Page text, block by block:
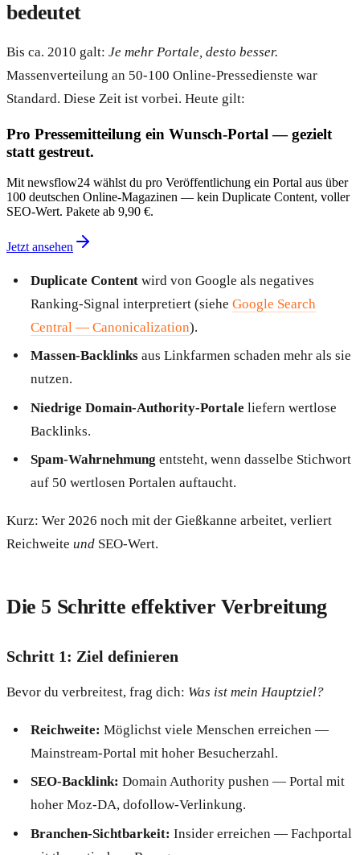
bedeutet
Bis ca. 2010 galt: Je mehr Portale, desto besser.
Massenverteilung an 50-100 Online-Pressedienste war
Standard. Diese Zeit ist vorbei. Heute gilt:
Pro Pressemitteilung ein Wunsch-Portal — gezielt
statt gestreut.
Mit newsflow24 wählst du pro Veröffentlichung ein Portal aus über
100 deutschen Online-Magazinen — kein Duplicate Content, voller
SEO-Wert. Pakete ab 9,90 €.
Jetzt ansehen
Duplicate Contentwird von Google als negatives
Ranking-Signal interpretiert (siehe Google Search
Central — Canonicalization).
Massen-Backlinksaus Linkfarmen schaden mehr als sie
nutzen.
Niedrige Domain-Authority-Portale liefern wertlose
Backlinks.
Spam-Wahrnehmung entsteht, wenn dasselbe Stichwort
auf 50 wertlosen Portalen auftaucht.
Kurz: Wer 2026 noch mit der Gießkanne arbeitet, verliert
Reichweite und SEO-Wert.
Die 5 Schritte effektiver Verbreitung
Schritt 1: Ziel definieren
Bevor du verbreitest, frag dich: Was ist mein Hauptziel?
Reichweite: Möglichst viele Menschen erreichen —
Mainstream-Portal mit hoher Besucherzahl.
SEO-Backlink: Domain Authority pushen — Portal mit
hoher Moz-DA, dofollow-Verlinkung.
Branchen-Sichtbarkeit: Insider erreichen — Fachportal